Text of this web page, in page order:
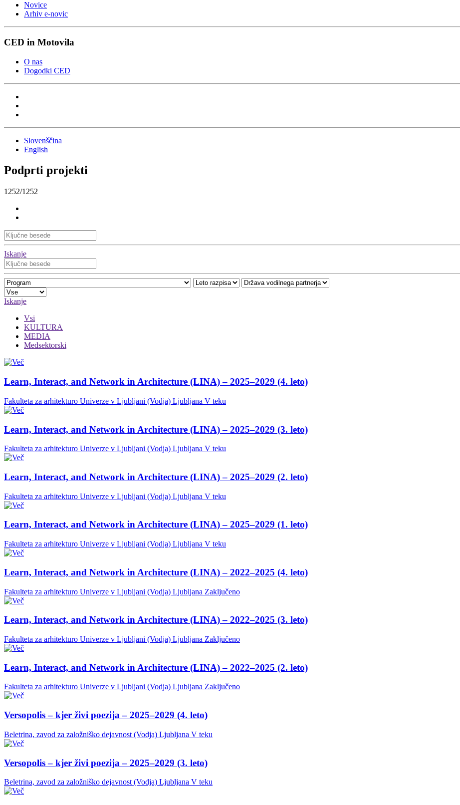
Novice
Arhiv e-novic
CED in Motovila
O nas
Dogodki CED
Slovenščina
English
Podprti projekti
1252/1252
Iskanje
Iskanje
Vsi
KULTURA
MEDIA
Medsektorski
Learn, Interact, and Network in Architecture (LINA) – 2025–2029 (4. leto)
Fakulteta za arhitekturo Univerze v Ljubljani (Vodja) Ljubljana V teku
Learn, Interact, and Network in Architecture (LINA) – 2025–2029 (3. leto)
Fakulteta za arhitekturo Univerze v Ljubljani (Vodja) Ljubljana V teku
Learn, Interact, and Network in Architecture (LINA) – 2025–2029 (2. leto)
Fakulteta za arhitekturo Univerze v Ljubljani (Vodja) Ljubljana V teku
Learn, Interact, and Network in Architecture (LINA) – 2025–2029 (1. leto)
Fakulteta za arhitekturo Univerze v Ljubljani (Vodja) Ljubljana V teku
Learn, Interact, and Network in Architecture (LINA) – 2022–2025 (4. leto)
Fakulteta za arhitekturo Univerze v Ljubljani (Vodja) Ljubljana Zaključeno
Learn, Interact, and Network in Architecture (LINA) – 2022–2025 (3. leto)
Fakulteta za arhitekturo Univerze v Ljubljani (Vodja) Ljubljana Zaključeno
Learn, Interact, and Network in Architecture (LINA) – 2022–2025 (2. leto)
Fakulteta za arhitekturo Univerze v Ljubljani (Vodja) Ljubljana Zaključeno
Versopolis – kjer živi poezija – 2025–2029 (4. leto)
Beletrina, zavod za založniško dejavnost (Vodja) Ljubljana V teku
Versopolis – kjer živi poezija – 2025–2029 (3. leto)
Beletrina, zavod za založniško dejavnost (Vodja) Ljubljana V teku